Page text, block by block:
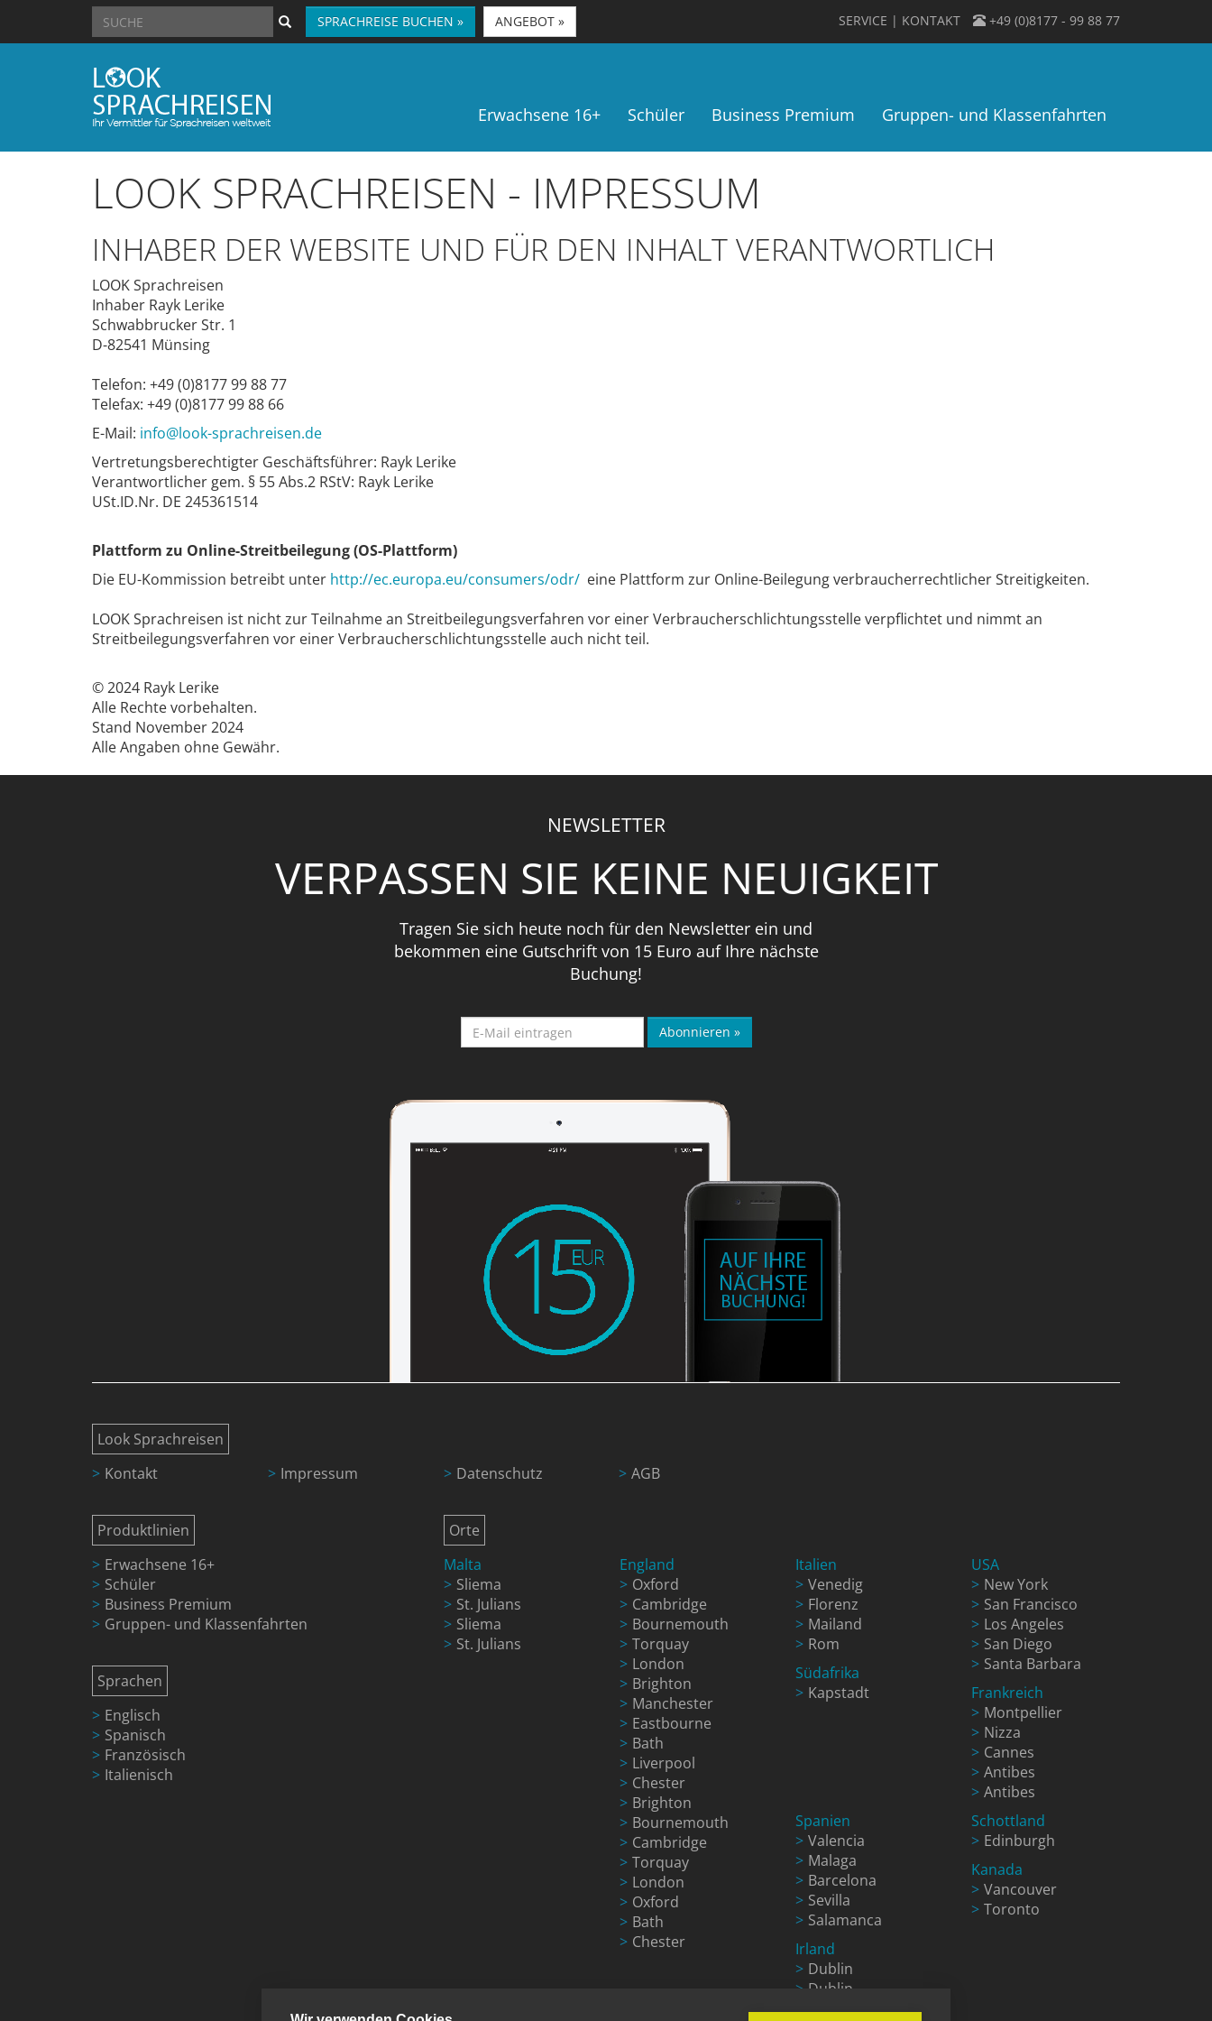
SPRACHREISE BUCHEN » ANGEBOT » SERVICE KONTAKT +49 (0)8177 - 99 88 77
Erwachsene 16+ Schüler Business Premium Gruppen- und Klassenfahrten
LOOK SPRACHREISEN - IMPRESSUM
INHABER DER WEBSITE UND FÜR DEN INHALT VERANTWORTLICH
LOOK Sprachreisen
Inhaber Rayk Lerike
Schwabbrucker Str. 1
D-82541 Münsing
Telefon: +49 (0)8177 99 88 77
Telefax: +49 (0)8177 99 88 66
E-Mail: info@look-sprachreisen.de
Vertretungsberechtigter Geschäftsführer: Rayk Lerike
Verantwortlicher gem. § 55 Abs.2 RStV: Rayk Lerike
USt.ID.Nr. DE 245361514
Plattform zu Online-Streitbeilegung (OS-Plattform)
Die EU-Kommission betreibt unter http://ec.europa.eu/consumers/odr/ eine Plattform zur Online-Beilegung verbraucherrechtlicher Streitigkeiten.
LOOK Sprachreisen ist nicht zur Teilnahme an Streitbeilegungsverfahren vor einer Verbraucherschlichtungsstelle verpflichtet und nimmt an
Streitbeilegungsverfahren vor einer Verbraucherschlichtungsstelle auch nicht teil.
© 2024 Rayk Lerike
Alle Rechte vorbehalten.
Stand November 2024
Alle Angaben ohne Gewähr.
NEWSLETTER
VERPASSEN SIE KEINE NEUIGKEIT
Tragen Sie sich heute noch für den Newsletter ein und
bekommen eine Gutschrift von 15 Euro auf Ihre nächste
Buchung!
Abonnieren »
Look Sprachreisen
Kontakt
Impressum Datenschutz AGB
Produktlinien
Erwachsene 16+
Schüler
Business Premium
Gruppen- und Klassenfahrten
Sprachen
Englisch
Spanisch
Französisch
Italienisch
Orte
Malta
Sliema
St. Julians
Sliema
St. Julians
England
Oxford
Cambridge
Bournemouth
Torquay
London
Brighton
Manchester
Eastbourne
Bath
Liverpool
Chester
Brighton
Bournemouth
Cambridge
Torquay
London
Oxford
Bath
Chester
Italien
Venedig
Florenz
Mailand
Rom
Südafrika
Kapstadt
USA
New York
San Francisco
Los Angeles
San Diego
Santa Barbara
Frankreich
Montpellier
Nizza
Cannes
Antibes
Antibes
Spanien
Valencia
Malaga
Barcelona
Sevilla
Salamanca
Irland
Dublin
Dublin
Schottland
Edinburgh
Kanada
Vancouver
Toronto